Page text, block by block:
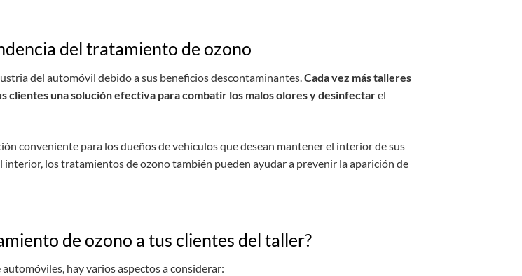
del tratamiento de ozono
del automóvil debido a sus beneficios descontaminantes.Cada vez más talleres
clientes una solución efectiva para combatir los malos olores y desinfectarel
conveniente para los dueños de vehículos que desean mantener el interior de sus
los tratamientos de ozono también pueden ayudar a prevenir la aparición de
de ozono a tus clientes del taller?
hay varios aspectos a considerar: